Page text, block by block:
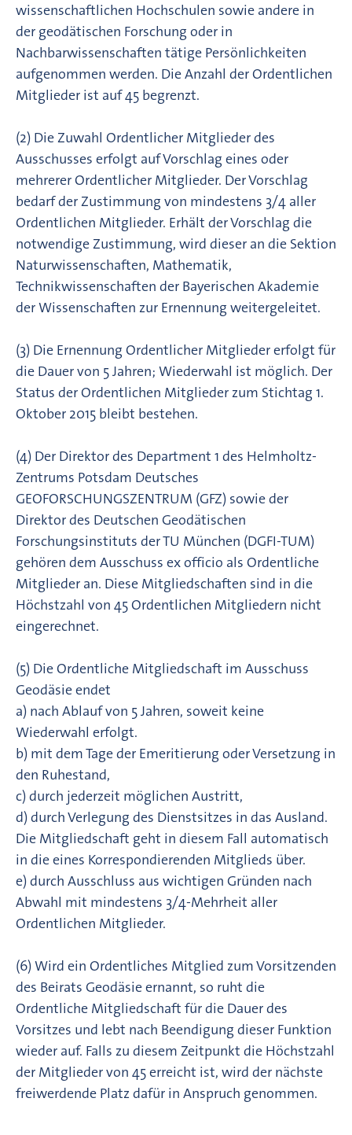
wissenschaftlichen Hochschulen sowie andere in
der geodätischen Forschung oder in
Nachbarwissenschaften tätige Persönlichkeiten
aufgenommen werden. Die Anzahl der Ordentlichen
Mitglieder ist auf 45 begrenzt.
(2) Die Zuwahl Ordentlicher Mitglieder des
Ausschusses erfolgt auf Vorschlag eines oder
mehrerer Ordentlicher Mitglieder. Der Vorschlag
bedarf der Zustimmung von mindestens 3/4 aller
Ordentlichen Mitglieder. Erhält der Vorschlag die
notwendige Zustimmung, wird dieser an die Sektion
Naturwissenschaften, Mathematik,
Technikwissenschaften der Bayerischen Akademie
der Wissenschaften zur Ernennung weitergeleitet.
(3) Die Ernennung Ordentlicher Mitglieder erfolgt für
die Dauer von 5 Jahren; Wiederwahl ist möglich. Der
Status der Ordentlichen Mitglieder zum Stichtag 1.
Oktober 2015 bleibt bestehen.
(4) Der Direktor des Department 1 des Helmholtz-
Zentrums Potsdam Deutsches
GEOFORSCHUNGSZENTRUM (GFZ) sowie der
Direktor des Deutschen Geodätischen
Forschungsinstituts der TU München (DGFI-TUM)
gehören dem Ausschuss ex officio als Ordentliche
Mitglieder an. Diese Mitgliedschaften sind in die
Höchstzahl von 45 Ordentlichen Mitgliedern nicht
eingerechnet.
(5) Die Ordentliche Mitgliedschaft im Ausschuss
Geodäsie endet
a) nach Ablauf von 5 Jahren, soweit keine
Wiederwahl erfolgt.
b) mit dem Tage der Emeritierung oder Versetzung in
den Ruhestand,
c) durch jederzeit möglichen Austritt,
d) durch Verlegung des Dienstsitzes in das Ausland.
Die Mitgliedschaft geht in diesem Fall automatisch
in die eines Korrespondierenden Mitglieds über.
e) durch Ausschluss aus wichtigen Gründen nach
Abwahl mit mindestens 3/4-Mehrheit aller
Ordentlichen Mitglieder.
(6) Wird ein Ordentliches Mitglied zum Vorsitzenden
des Beirats Geodäsie ernannt, so ruht die
Ordentliche Mitgliedschaft für die Dauer des
Vorsitzes und lebt nach Beendigung dieser Funktion
wieder auf. Falls zu diesem Zeitpunkt die Höchstzahl
der Mitglieder von 45 erreicht ist, wird der nächste
freiwerdende Platz dafür in Anspruch genommen.